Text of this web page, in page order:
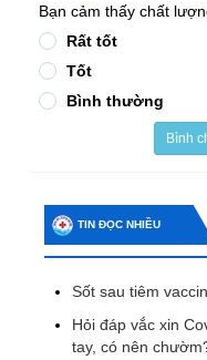
Bạn cảm thấy chất
Rất tốt
Tốt
Bình thường
Bình
TIN ĐỌC NHIỀU
Sốt sau tiêm
Hỏi đáp vắc xin
tay, có nên